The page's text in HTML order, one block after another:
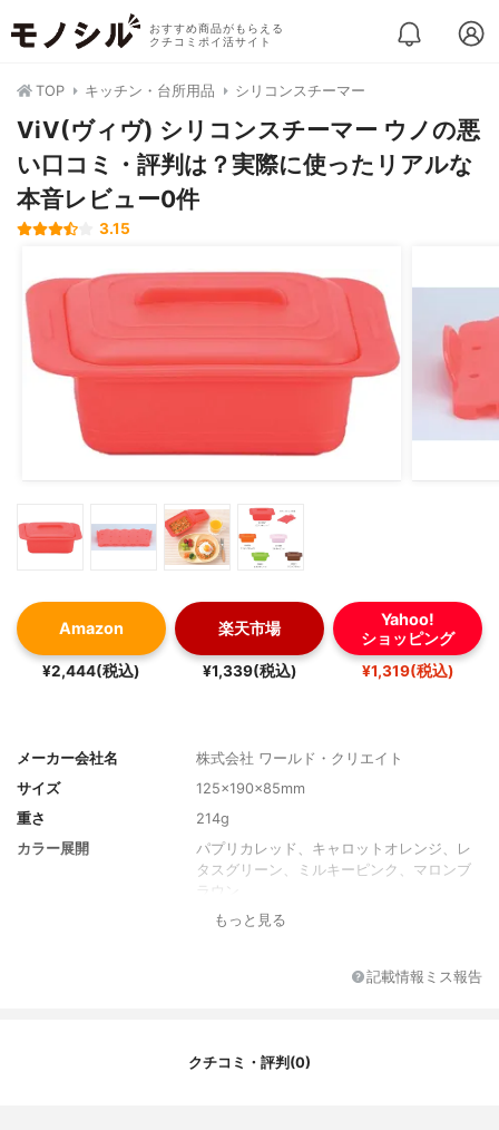
おすすめ商品がもらえる
クチコミポイ活サイト
TOP キッチン・台所用品 シリコンスチーマー
ViV(ヴィヴ) シリコンスチーマー ウノの悪
い口コミ・評判は？実際に使ったリアルな
本音レビュー0件
3.15
Amazon
¥2,444(税込)
楽天市場
¥1,339(税込)
Yahoo!
ショッピング
¥1,319(税込)
メーカー会社名
株式会社 ワールド・クリエイト
サイズ
125×190×85mm
重さ
214g
カラー展開
パプリカレッド、キャロットオレンジ、レ
タスグリーン、ミルキーピンク、マロンブ
ラウン
スチームトレイ、ミニレシピブック
もっと見る
記載情報ミス報告
クチコミ・評判(0)